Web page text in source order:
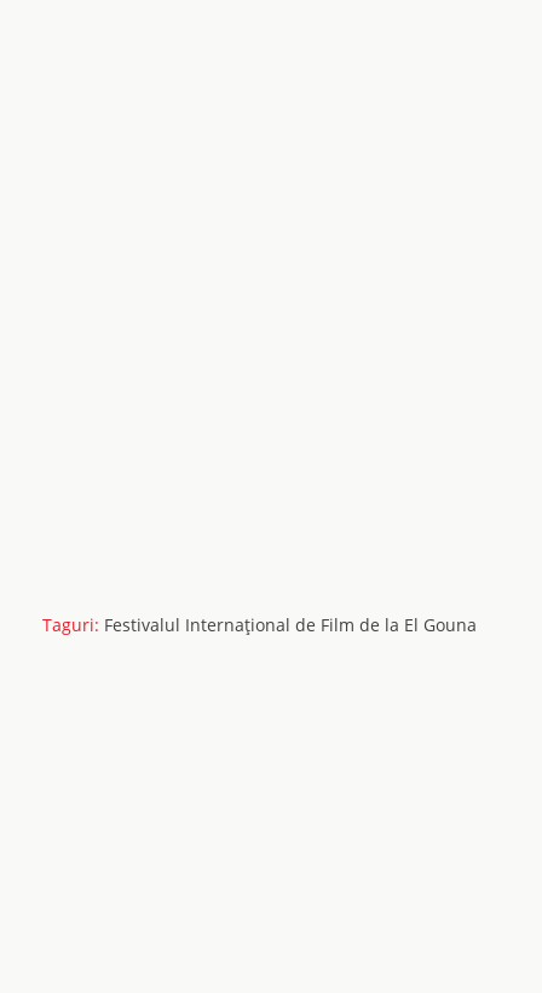
Taguri: Festivalul Internaţional de Film de la El Gouna